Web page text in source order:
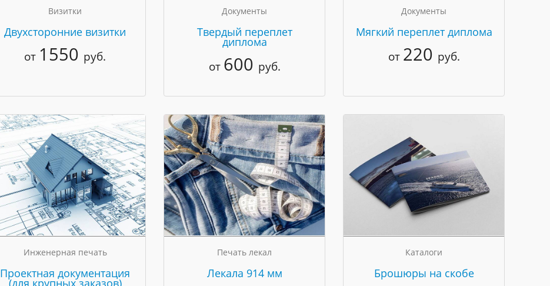
Визитки
Двухсторонние визитки
от 1550 руб.
Документы
Твердый переплет
диплома
от 600 руб.
Документы
Мягкий переплет диплома
от 220 руб.
Инженерная печать
Проектная документация
(для крупных заказов)
Печать лекал
Лекала 914 мм
Каталоги
Брошюры на скобе